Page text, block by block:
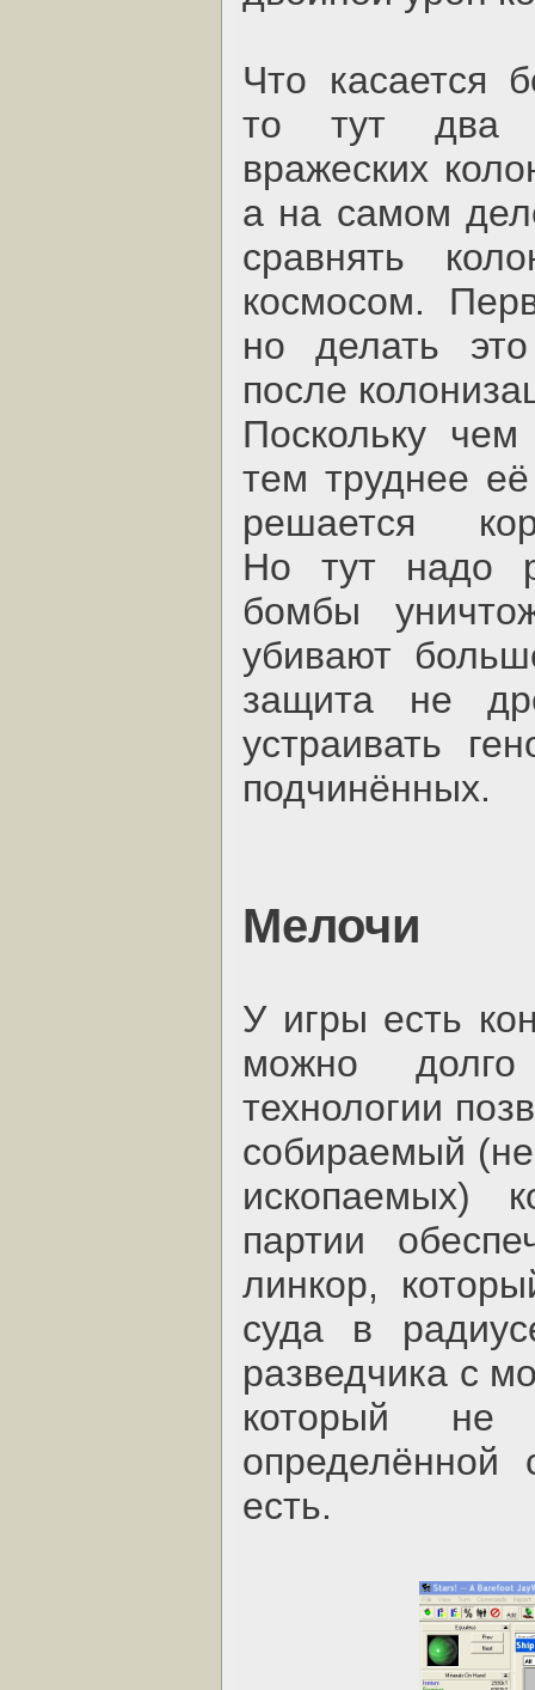
Что касается
то тут два
вражеских
а на самом
сравнять
космосом.
но делать
после
Поскольку
тем труднее
решается
Но тут надо
бомбы
убивают
защита не
устраивать
подчинённых.
Мелочи
У игры есть
можно
технологии
собираемый
ископаемых)
партии
линкор,
суда в
разведчика с
который не
определённой
есть.